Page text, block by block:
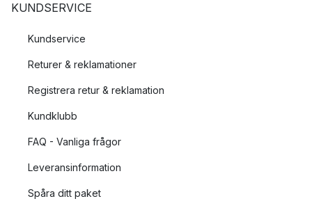
KUNDSERVICE
Kundservice
Returer & reklamationer
Registrera retur & reklamation
Kundklubb
FAQ - Vanliga frågor
Leveransinformation
Spåra ditt paket